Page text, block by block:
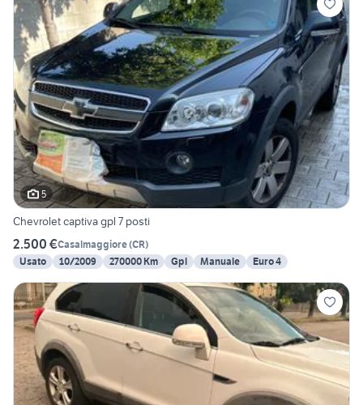
5
Chevrolet captiva gpl 7 posti
2.500 €Casalmaggiore(CR)
Usato
10/2009 270000 Km Gpl Manuale Euro 4